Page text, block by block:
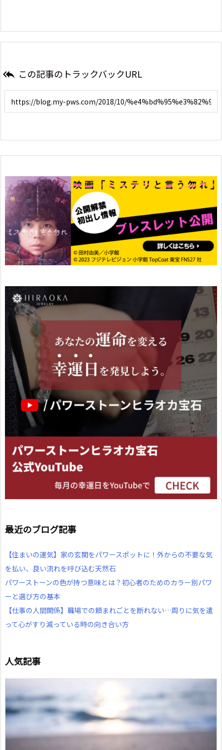
 この記事のトラックバックURL
最近のブログ記事
【住まいの運気】家の玄関をパワースポットに！外からの不要な気
を払い、良い流れを呼び込む天然石
パワーストーンの色が持つ意味とは？初心者のためのカラー別パワ
ーと選び方の基本
【仕事の人間関係】職場での頼まれごとを断れない…周りに気を遣
って心がすり減っている時の向き合い方
人気記事